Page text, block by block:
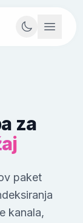
za
paket
kanala,